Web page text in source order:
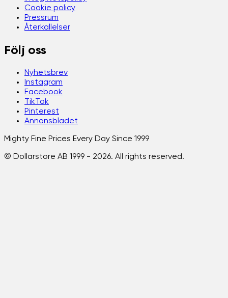
Cookie policy
Pressrum
Återkallelser
Följ oss
Nyhetsbrev
Instagram
Facebook
TikTok
Pinterest
Annonsbladet
Mighty Fine Prices Every Day Since 1999
© Dollarstore AB 1999 - 2026. All rights reserved.